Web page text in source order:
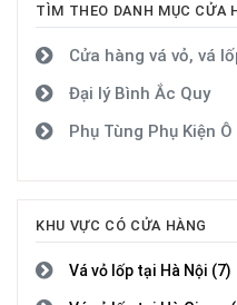
TÌM THEO DANH MỤC CỬA
Cửa hàng vá vỏ, vá
Đại lý Bình Ắc Quy
Phụ Tùng Phụ Kiện Ô
KHU VỰC CÓ CỬA HÀNG
Vá vỏ lốp tại Hà Nội (7)